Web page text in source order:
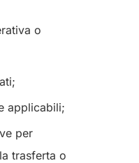
o
applicabili;
per
trasferta o